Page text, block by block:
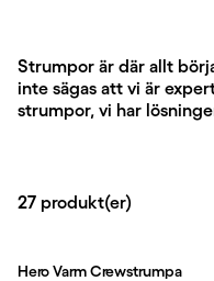
Strumpor är där allt
inte sägas att vi är
strumpor, vi har
27 produkt(er)
Hero Varm Crewstrumpa